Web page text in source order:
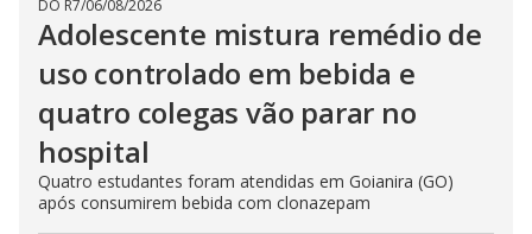
DO R7/06/08/2026
Adolescente mistura remédio de
uso controlado em bebida e
quatro colegas vão parar no
hospital
Quatro estudantes foram atendidas em Goianira (GO)
após consumirem bebida com clonazepam